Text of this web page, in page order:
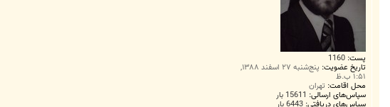
پست: 1160
تاریخ عضویت: پنج‌شنبه ۲۷ اسفند ۱۳۸۸,
۱:۵۱ ب.ظ
محل اقامت: تهران
سپاس‌های ارسالی: 15611 بار
سپاس‌های دریافتی: 6443 بار